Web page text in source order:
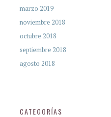
marzo 2019
noviembre 2018
octubre 2018
septiembre 2018
agosto 2018
CATEGORÍAS